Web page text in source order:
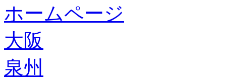
ホームページ
大阪
泉州